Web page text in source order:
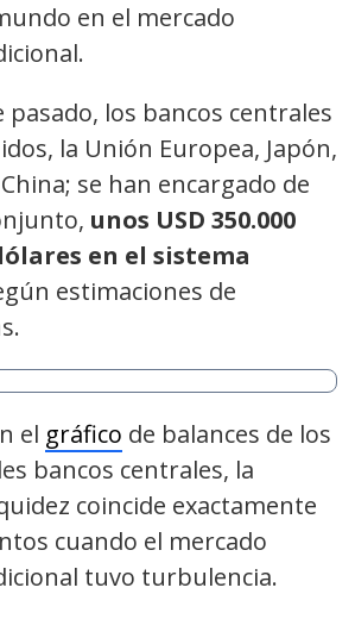
en el mercado
pasado, los bancos centrales
la Unión Europea, Japón,
se han encargado de
unos USD 350.000
en el sistema
estimaciones de
el gráfico de balances de los
bancos centrales, la
coincide exactamente
cuando el mercado
tuvo turbulencia.